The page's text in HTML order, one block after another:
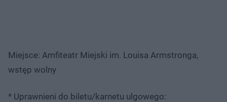
Miejsce: Amfiteatr Miejski im. Louisa Armstronga,
wstęp wolny
* Uprawnieni do biletu/karnetu ulgowego: